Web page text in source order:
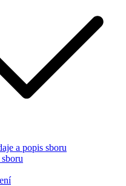
a popis sboru
sboru